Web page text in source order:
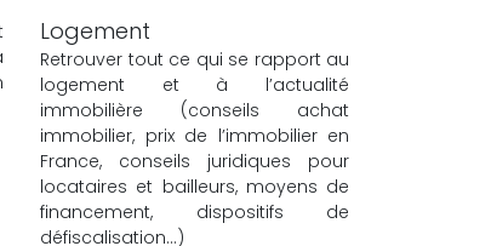
Logement
Retrouver tout ce qui se rapport au
logement et à l’actualité
immobilière (conseils achat
immobilier, prix de l’immobilier en
France, conseils juridiques pour
locataires et bailleurs, moyens de
financement, dispositifs de
défiscalisation…)